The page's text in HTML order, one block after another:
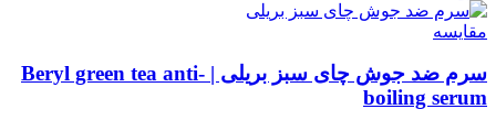
مقايسه
سرم ضد جوش چای سبز بریلی | Beryl green tea anti-
boiling serum